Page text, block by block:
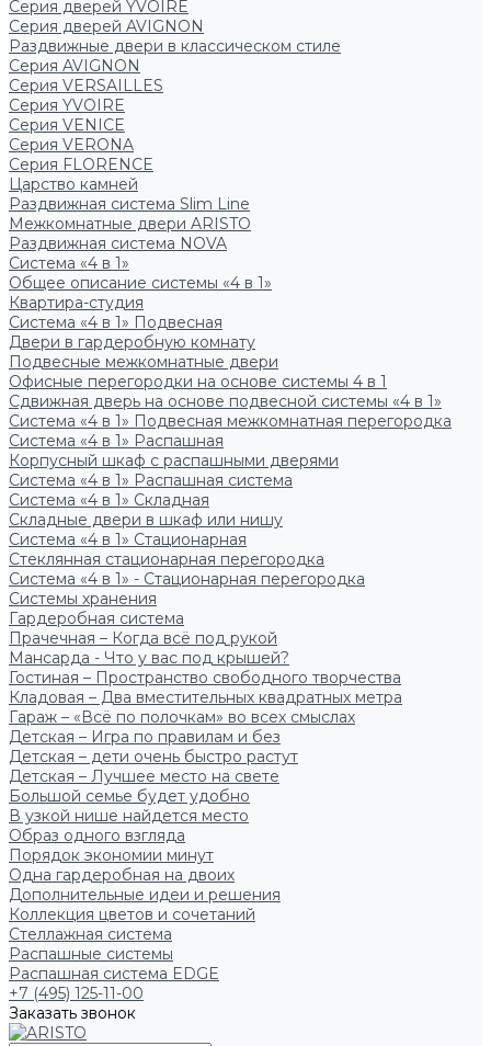
Серия дверей YVOIRE
Серия дверей AVIGNON
Раздвижные двери в классическом стиле
Серия AVIGNON
Серия VERSAILLES
Серия YVOIRE
Серия VENICE
Серия VERONA
Серия FLORENCE
Царство камней
Раздвижная система Slim Line
Межкомнатные двери ARISTO
Раздвижная система NOVA
Система «4 в 1»
Общее описание системы «4 в 1»
Квартира-студия
Система «4 в 1» Подвесная
Двери в гардеробную комнату
Подвесные межкомнатные двери
Офисные перегородки на основе системы 4 в 1
Сдвижная дверь на основе подвесной системы «4 в 1»
Система «4 в 1» Подвесная межкомнатная перегородка
Система «4 в 1» Распашная
Корпусный шкаф с распашными дверями
Система «4 в 1» Распашная система
Система «4 в 1» Складная
Складные двери в шкаф или нишу
Система «4 в 1» Стационарная
Стеклянная стационарная перегородка
Система «4 в 1» - Стационарная перегородка
Системы хранения
Гардеробная система
Прачечная – Когда всё под рукой
Мансарда - Что у вас под крышей?
Гостиная – Пространство свободного творчества
Кладовая – Два вместительных квадратных метра
Гараж – «Всё по полочкам» во всех смыслах
Детская – Игра по правилам и без
Детская – дети очень быстро растут
Детская – Лучшее место на свете
Большой семье будет удобно
В узкой нише найдется место
Образ одного взгляда
Порядок экономии минут
Одна гардеробная на двоих
Дополнительные идеи и решения
Коллекция цветов и сочетаний
Стеллажная система
Распашные системы
Распашная система EDGE
+7 (495) 125-11-00
Заказать звонок